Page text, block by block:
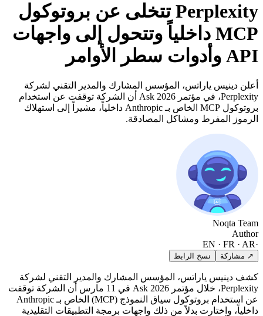
Perplexity تتخلى عن بروتوكول
MCP داخلياً وتتحول إلى واجهات
API وأدوات سطر الأوامر
أعلن دينيس ياراتس، المؤسس المشارك والمدير التقني لشركة
Perplexity، في مؤتمر Ask 2026 أن الشركة توقفت عن استخدام
بروتوكول MCP الخاص بـ Anthropic داخلياً، مشيراً إلى استهلاك
الرموز المفرط ومشاكل المصادقة.
Noqta Team
Author
EN · FR · AR
↗ مشاركة نسخ الرابط
كشف دينيس ياراتس، المؤسس المشارك والمدير التقني لشركة
Perplexity، خلال مؤتمر Ask 2026 في 11 مارس أن الشركة توقفت
عن استخدام بروتوكول سياق النموذج (MCP) الخاص بـ Anthropic
داخلياً، واختارت بدلاً من ذلك واجهات برمجة التطبيقات التقليدية